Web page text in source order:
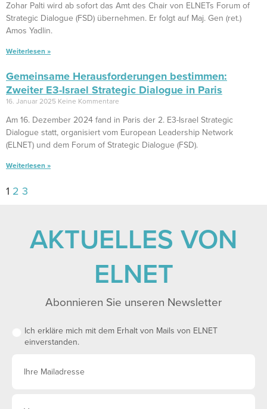
Zohar Palti wird ab sofort das Amt des Chair von ELNETs Forum of
Strategic Dialogue (FSD) übernehmen. Er folgt auf Maj. Gen (ret.)
Amos Yadlin.
Weiterlesen »
Gemeinsame Herausforderungen bestimmen:
Zweiter E3-Israel Strategic Dialogue in Paris
16. Januar 2025 Keine Kommentare
Am 16. Dezember 2024 fand in Paris der 2. E3-Israel Strategic
Dialogue statt, organisiert vom European Leadership Network
(ELNET) und dem Forum of Strategic Dialogue (FSD).
Weiterlesen »
1 2 3
AKTUELLES VON
ELNET
Abonnieren Sie unseren Newsletter
Ich erkläre mich mit dem Erhalt von Mails von ELNET
einverstanden.